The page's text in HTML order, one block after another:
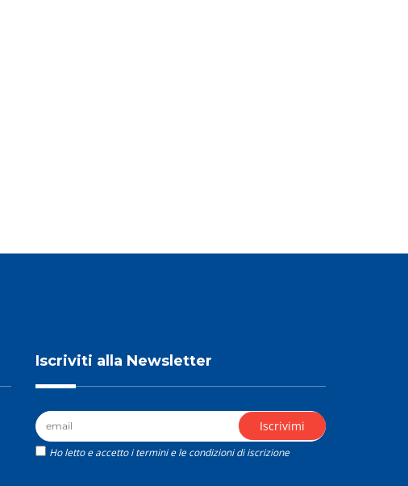
Iscriviti alla Newsletter
Ho letto e accetto i termini e le condizioni di iscrizione